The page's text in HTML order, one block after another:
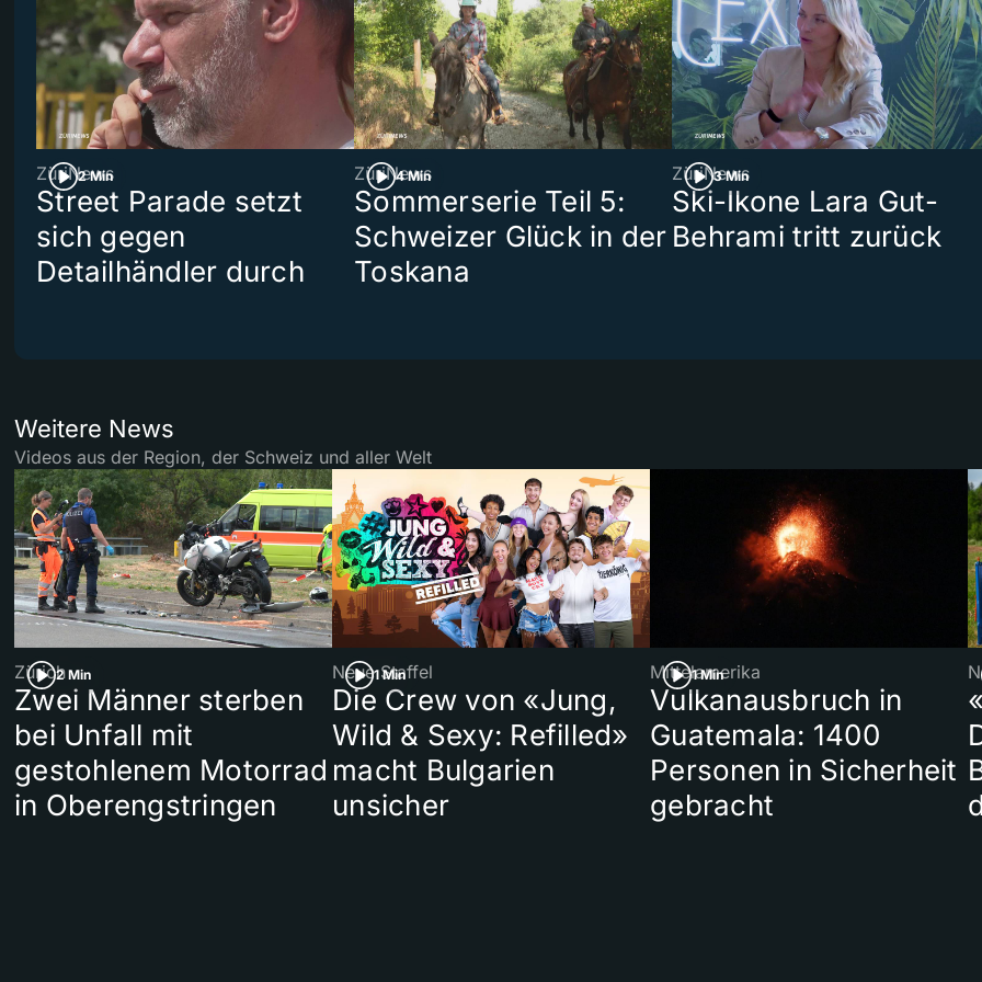
2 Min
ZüriNews
Street Parade setzt
sich gegen
Detailhändler durch
4 Min
ZüriNews
Sommerserie Teil 5:
Schweizer Glück in der
Toskana
3 Min
ZüriNews
Ski-Ikone Lara Gut-
Behrami tritt zurück
Weitere News
Videos aus der Region, der Schweiz und aller Welt
2 Min
Zürich
Zwei Männer sterben
bei Unfall mit
gestohlenem Motorrad
in Oberengstringen
1 Min
Neue Staffel
Die Crew von «Jung,
Wild & Sexy: Refilled»
macht Bulgarien
unsicher
1 Min
Mittelamerika
Vulkanausbruch in
Guatemala: 1400
Personen in Sicherheit
gebracht